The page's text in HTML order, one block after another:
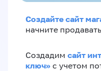
Создайте сайт
начните
Создадим сайт
ключ» с учетом